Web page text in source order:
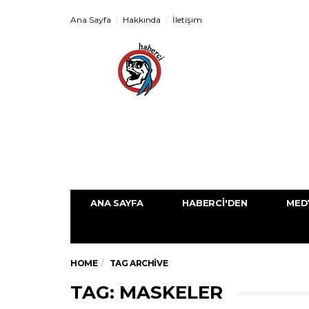
Ana Sayfa Hakkında İletişim
ANA SAYFA HABERCI'DEN
HOME TAG ARCHIVE
TAG: MASKELER